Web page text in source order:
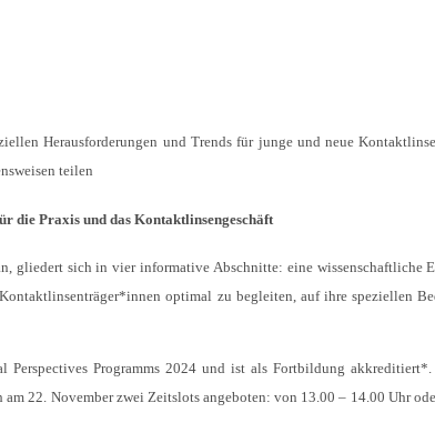
Herausforderungen und Trends für junge und neue
teilen
die Praxis und das Kontaktlinsengeschäft
gliedert sich in vier informative Abschnitte: eine wissenschaftliche
optimal zu begleiten, auf ihre speziellen
Programms 2024 und ist als Fortbildung akkreditiert*.
22. November zwei Zeitslots angeboten: von 13.00 – 14.00 Uhr